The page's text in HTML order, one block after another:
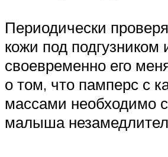
Периодически
кожи под подгузником
своевременно его
о том, что памперс с
массами необходимо
малыша